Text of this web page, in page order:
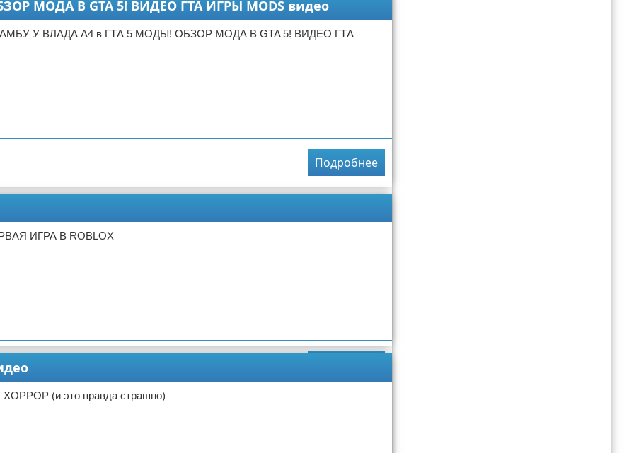
МОДА В GTA 5! ВИДЕО ГТА ИГРЫ MODS видео
У ВЛАДА А4 в ГТА 5 МОДЫ! ОБЗОР МОДА В GTA 5! ВИДЕО ГТА
Подробнее
ИГРА В ROBLOX
(и это правда страшно)